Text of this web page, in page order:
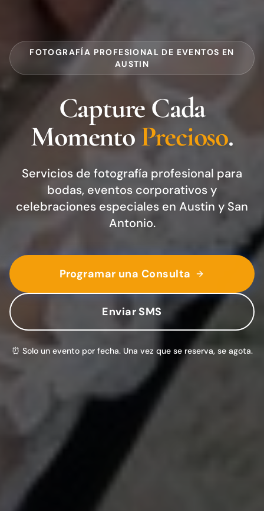
FOTOGRAFÍA PROFESIONAL DE EVENTOS EN
AUSTIN
Capture Cada
MomentoPrecioso.
Servicios de fotografía profesional para
bodas, eventos corporativos y
celebraciones especiales en Austin y San
Antonio.
Programar una Consulta
Enviar SMS
⏰ Solo un evento por fecha. Una vez que se reserva, se agota.